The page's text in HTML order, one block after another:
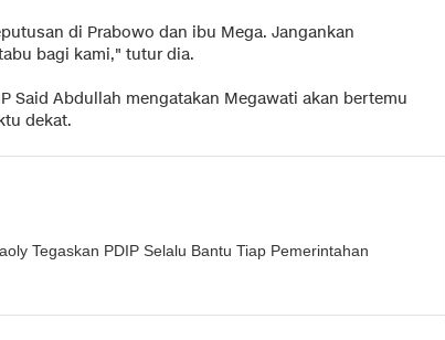
di Prabowo dan ibu Mega. Jangankan
bagi kami," tutur dia.
Said Abdullah mengatakan Megawati akan bertemu
dekat.
Tegaskan PDIP Selalu Bantu Tiap Pemerintahan